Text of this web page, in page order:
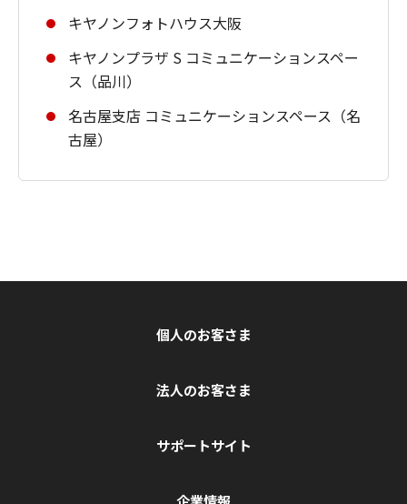
キヤノンフォトハウス大阪
キヤノンプラザ S コミュニケーションスペー
ス（品川）
名古屋支店 コミュニケーションスペース（名
古屋）
個人のお客さま
法人のお客さま
サポートサイト